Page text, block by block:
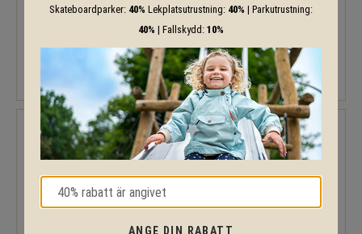
Skateboardparker: 40% Lekplatsutrustning: 40% | Parkutrustning:
40% | Fallskydd: 10%
ANGE DIN RABATT